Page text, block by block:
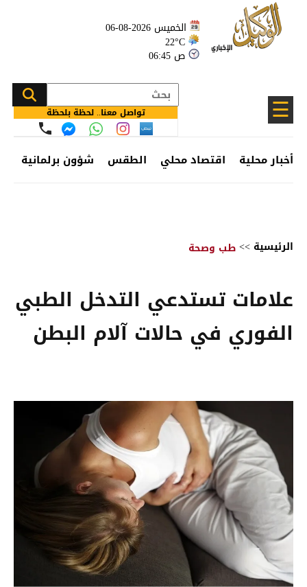
الخميس 2026-08-06
22°C
06:45 ص
☰ تواصل معنا.. لحظة بلحظة
أخبار محلية اقتصاد محلي الطقس شؤون برلمانية
الرئيسية >>طب وصحة
علامات تستدعي التدخل الطبي
الفوري في حالات آلام البطن